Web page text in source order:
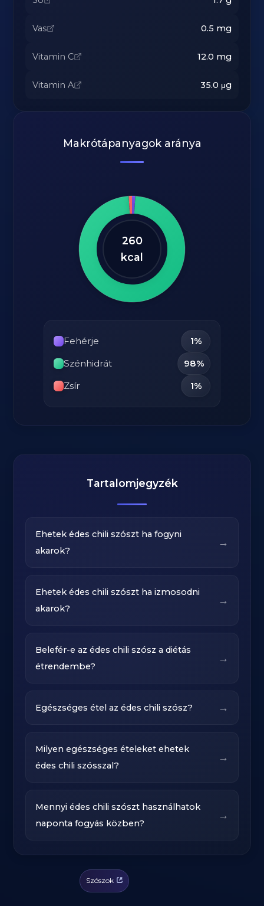
Vas 0.5 mg
Vitamin C 12.0 mg
Vitamin A 35.0 μg
Makrótápanyagok aránya
260
kcal
Fehérje
1%
Szénhidrát
98%
Zsír
1%
Tartalomjegyzék
Ehetek édes chili szószt ha fogyni
akarok?
→
Ehetek édes chili szószt ha izmosodni
akarok?
→
Belefér-e az édes chili szósz a diétás
étrendembe?
→
Egészséges étel az édes chili szósz? →
Milyen egészséges ételeket ehetek
édes chili szósszal?
→
Mennyi édes chili szószt használhatok
naponta fogyás közben?
→
Szószok